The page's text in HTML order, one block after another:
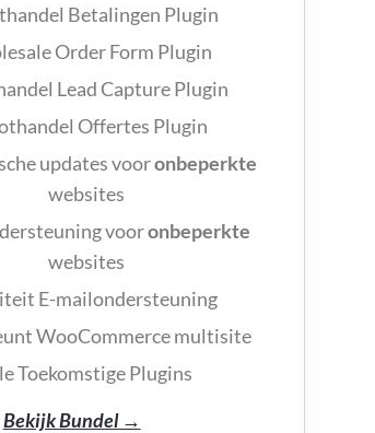
Betalingen Plugin
Order Form Plugin
Lead Capture Plugin
Offertes Plugin
updates vooronbeperkte
websites
vooronbeperkte
websites
E-mailondersteuning
WooCommerce multisite
Toekomstige Plugins
Bekijk Bundel →